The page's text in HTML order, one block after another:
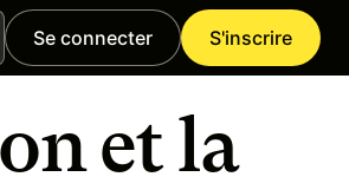
Se connecter S'inscrire
et la